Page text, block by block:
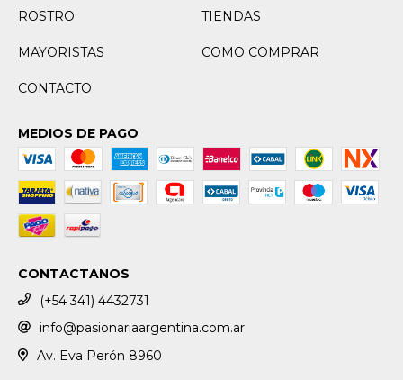
ROSTRO TIENDAS
MAYORISTAS COMO COMPRAR
CONTACTO
MEDIOS DE PAGO
CONTACTANOS
(+54 341) 4432731
info@pasionariaargentina.com.ar
Av. Eva Perón 8960